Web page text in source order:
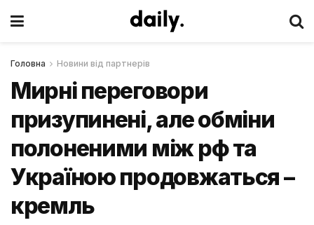
Головна Новини від партнерів
Мирні переговори
призупинені, але обміни
полоненими між рф та
Україною продовжаться –
кремль